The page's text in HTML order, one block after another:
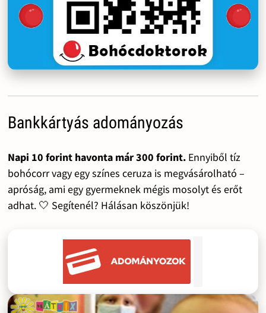
Bankkártyás adományozás
Napi 10 forint havonta már 300 forint.Ennyiből tíz
bohócorr vagy egy színes ceruza is megvásárolható –
apróság, ami egy gyermeknek mégis mosolyt és erőt
adhat. 🤍 Segítenél? Hálásan köszönjük!